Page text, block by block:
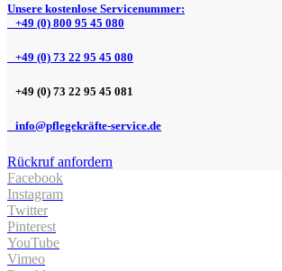
Unsere kostenlose Servicenummer:
+49 (0) 800 95 45 080
+49 (0) 73 22 95 45 080
+49 (0) 73 22 95 45 081
info@pflegekräfte-service.de
Rückruf anfordern
Facebook
Instagram
Twitter
Pinterest
YouTube
Vimeo